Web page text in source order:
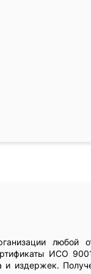
любой
ИСО
и издержек.